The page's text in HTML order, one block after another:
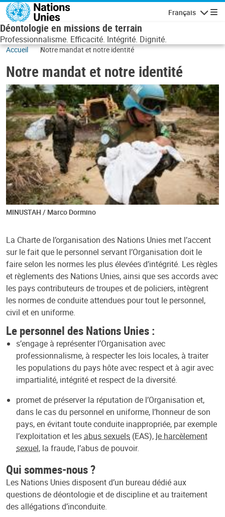
Aller au contenu principal
Français
Déontologie en missions de terrain
Professionnalisme. Efficacité. Intégrité. Dignité.
Accueil Notre mandat et notre identité
Notre mandat et notre identité
MINUSTAH / Marco Dormino
La Charte de l’organisation des Nations Unies met l’accent
sur le fait que le personnel servant l’Organisation doit le
faire selon les normes les plus élevées d’intégrité. Les règles
et règlements des Nations Unies, ainsi que ses accords avec
les pays contributeurs de troupes et de policiers, intègrent
les normes de conduite attendues pour tout le personnel,
civil et en uniforme.
Le personnel des Nations Unies :
s’engage à représenter l’Organisation avec
professionnalisme, à respecter les lois locales, à traiter
les populations du pays hôte avec respect et à agir avec
impartialité, intégrité et respect de la diversité.
promet de préserver la réputation de l’Organisation et,
dans le cas du personnel en uniforme, l’honneur de son
pays, en évitant toute conduite inappropriée, par exemple
l’exploitation et les abus sexuels (EAS), le harcèlement
sexuel, la fraude, l’abus de pouvoir.
Qui sommes-nous ?
Les Nations Unies disposent d’un bureau dédié aux
questions de déontologie et de discipline et au traitement
des allégations d’inconduite.